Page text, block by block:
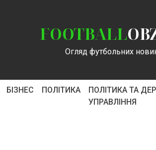
FOOTBALL
Огляд футбольних
БІЗНЕС ПОЛІТИКА
ПОЛІТИКА ТА
УПРАВЛІННЯ